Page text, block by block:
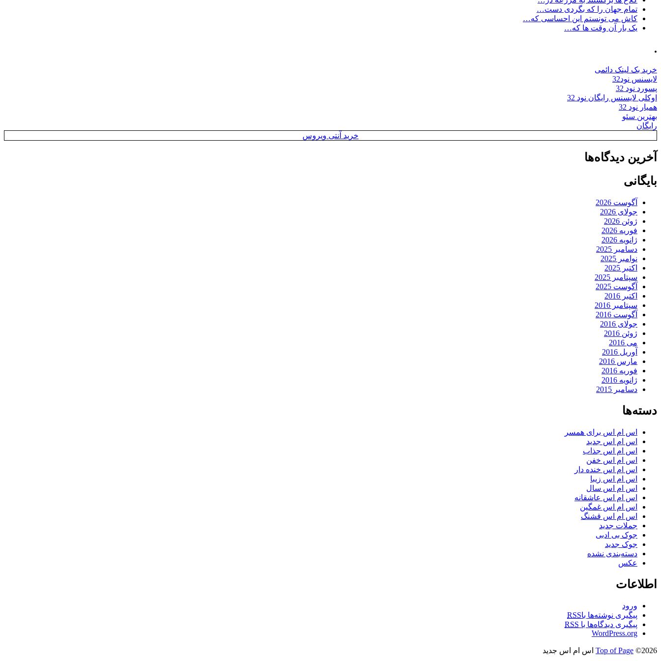
تمام جهان را که بگردی دست…
کاش می تونستم این احساسی که…
یک بار آن وقت ها که…
.
خرید بک لینک دائمی
لایسنس نود32
پسورد نود 32
اوکلی لایسنس رایگان نود 32
همیار نود 32
بهترین سئو
رایگان
خرید آنتی ویروس
آخرین دیدگاه‌ها
بایگانی
آگوست 2026
جولای 2026
ژوئن 2026
فوریه 2026
ژانویه 2026
دسامبر 2025
نوامبر 2025
اکتبر 2025
سپتامبر 2025
آگوست 2025
اکتبر 2016
سپتامبر 2016
آگوست 2016
جولای 2016
ژوئن 2016
می 2016
آوریل 2016
مارس 2016
فوریه 2016
ژانویه 2016
دسامبر 2015
دسته‌ها
اس ام اس برای همسر
اس ام اس جدید
اس ام اس جذاب
اس ام اس خفن
اس ام اس خنده دار
اس ام اس زیبا
اس ام اس سال
اس ام اس عاشقانه
اس ام اس غمگین
اس ام اس قشنگ
جملات جدید
جوک بی ادبی
جوک جدید
دسته‌بندی نشده
عکس
اطلاعات
ورود
پیگیری نوشته‌ها باRSS
پیگیری دیدگاه‌ها با RSS
WordPress.org
Top of Page ©2026 اس ام اس جدید